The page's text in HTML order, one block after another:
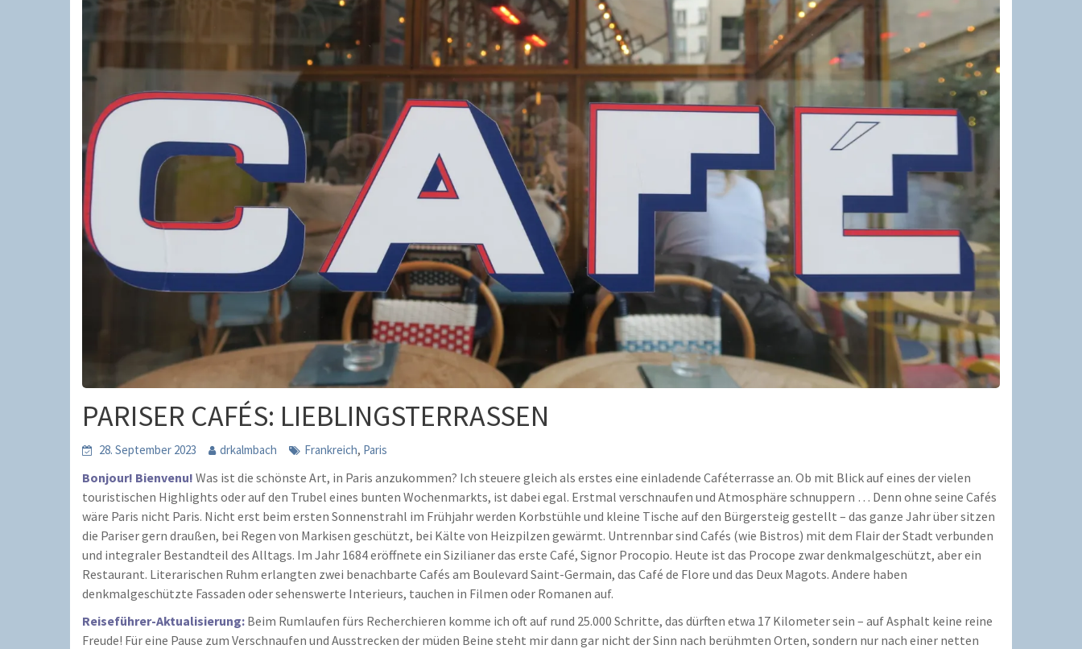
PARISER CAFÉS: LIEBLINGSTERRASSEN
28. September 2023 drkalmbach Frankreich, Paris
Bonjour! Bienvenu! Was ist die schönste Art, in Paris anzukommen? Ich steuere gleich als erstes eine einladende Caféterrasse an. Ob mit Blick auf eines der vielen
touristischen Highlights oder auf den Trubel eines bunten Wochenmarkts, ist dabei egal. Erstmal verschnaufen und Atmosphäre schnuppern … Denn ohne seine Cafés
wäre Paris nicht Paris. Nicht erst beim ersten Sonnenstrahl im Frühjahr werden Korbstühle und kleine Tische auf den Bürgersteig gestellt – das ganze Jahr über sitzen
die Pariser gern draußen, bei Regen von Markisen geschützt, bei Kälte von Heizpilzen gewärmt. Untrennbar sind Cafés (wie Bistros) mit dem Flair der Stadt verbunden
und integraler Bestandteil des Alltags. Im Jahr 1684 eröffnete ein Sizilianer das erste Café, Signor Procopio. Heute ist das Procope zwar denkmalgeschützt, aber ein
Restaurant. Literarischen Ruhm erlangten zwei benachbarte Cafés am Boulevard Saint-Germain, das Café de Flore und das Deux Magots. Andere haben
denkmalgeschützte Fassaden oder sehenswerte Interieurs, tauchen in Filmen oder Romanen auf.
Reiseführer-Aktualisierung: Beim Rumlaufen fürs Recherchieren komme ich oft auf rund 25.000 Schritte, das dürften etwa 17 Kilometer sein – auf Asphalt keine reine
Freude! Für eine Pause zum Verschnaufen und Ausstrecken der müden Beine steht mir dann gar nicht der Sinn nach berühmten Orten, sondern nur nach einer netten